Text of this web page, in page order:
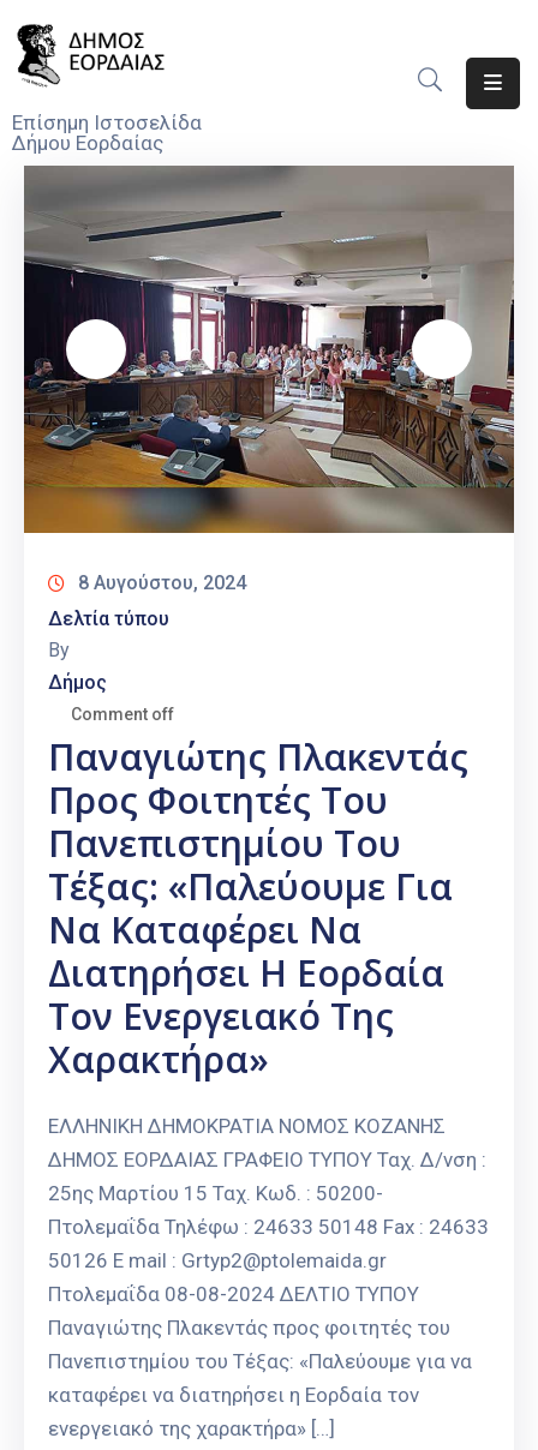
Επίσημη Ιστοσελίδα
Δήμου Εορδαίας
Ο
Δήμου
Προσκλήσεις
Αποφάσεις
Καιρός
8 Αυγούστου, 2024
Δελτία τύπου
By
Δήμος
Comment off
Παναγιώτης Πλακεντάς
Προς Φοιτητές Του
Πανεπιστημίου Του
Τέξας: «Παλεύουμε Για
Να Καταφέρει Να
Διατηρήσει Η Εορδαία
Τον Ενεργειακό Της
Χαρακτήρα»
ΕΛΛΗΝΙΚΗ ΔΗΜΟΚΡΑΤΙΑ ΝΟΜΟΣ ΚΟΖΑΝΗΣ
ΔΗΜΟΣ ΕΟΡΔΑΙΑΣ ΓΡΑΦΕΙΟ ΤΥΠΟΥ Ταχ. Δ/νση :
25ης Μαρτίου 15 Ταχ. Κωδ. : 50200-
Πτολεμαΐδα Τηλέφω : 24633 50148 Fax : 24633
50126 E mail : Grtyp2@ptolemaida.gr
Πτολεμαΐδα 08-08-2024 ΔΕΛΤΙΟ ΤΥΠΟΥ
Παναγιώτης Πλακεντάς προς φοιτητές του
Πανεπιστημίου του Τέξας: «Παλεύουμε για να
καταφέρει να διατηρήσει η Εορδαία τον
ενεργειακό της χαρακτήρα» […]